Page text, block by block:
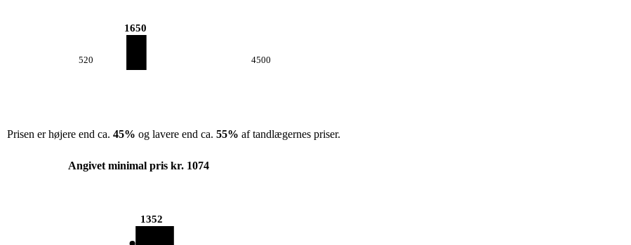
520
1650
4500
Prisen er højere end ca. 45% og lavere end ca. 55% af tandlægernes priser.
Angivet minimal pris kr. 1074
1352